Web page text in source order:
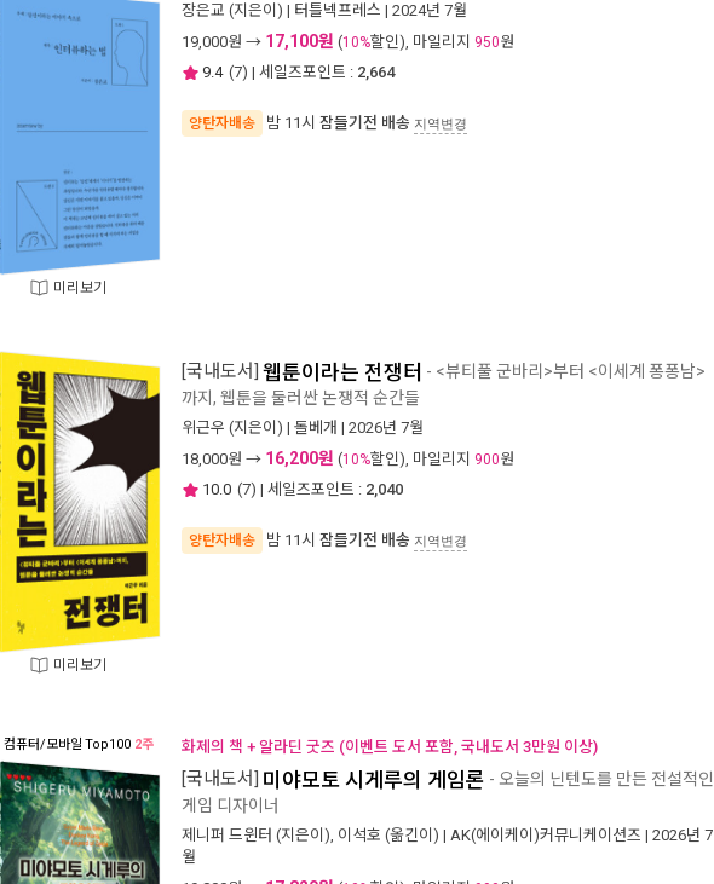
미리보기
장은교 (지은이) | 터틀넥프레스 | 2024년 7월
19,000원 → 17,100원 (10%할인), 마일리지 950원
9.4 (7) | 세일즈포인트 : 2,664
양탄자배송 밤 11시 잠들기전 배송 지역변경
미리보기
[국내도서] 웹툰이라는 전쟁터 - <뷰티풀 군바리>부터 <이세계 퐁퐁남>
까지, 웹툰을 둘러싼 논쟁적 순간들
위근우 (지은이) | 돌베개 | 2026년 7월
18,000원 → 16,200원 (10%할인), 마일리지 900원
10.0 (7) | 세일즈포인트 : 2,040
양탄자배송 밤 11시 잠들기전 배송 지역변경
컴퓨터/모바일 Top100 2주 화제의 책 + 알라딘 굿즈 (이벤트 도서 포함, 국내도서 3만원 이상)
[국내도서] 미야모토 시게루의 게임론 - 오늘의 닌텐도를 만든 전설적인
게임 디자이너
제니퍼 드윈터 (지은이), 이석호 (옮긴이) | AK(에이케이)커뮤니케이션즈 | 2026년 7
월